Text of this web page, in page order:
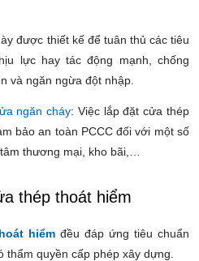
được thiết kế để tuân thủ các tiêu
lực hay tác động mạnh, chống
và ngăn ngừa đột nhập.
ngăn cháy: Việc lắp đặt cửa thép
bảo an toàn PCCC đối với một số
thương mại, kho bãi,…
thép thoát hiểm
hiểmđều đáp ứng tiêu chuẩn
quyền cấp phép xây dựng.